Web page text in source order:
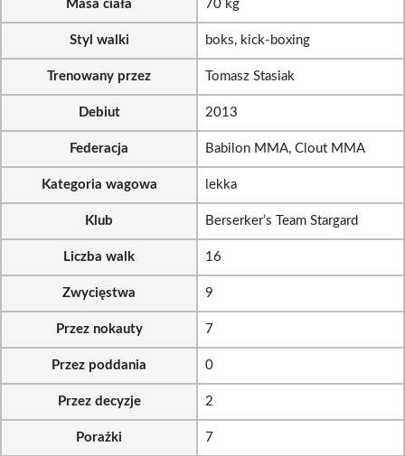
Masa ciała 70 kg
Styl walki boks, kick-boxing
Trenowany przez Tomasz Stasiak
Debiut 2013
Federacja Babilon MMA, Clout MMA
Kategoria wagowa lekka
Klub Berserker’s Team Stargard
Liczba walk 16
Zwycięstwa 9
Przez nokauty 7
Przez poddania 0
Przez decyzje 2
Porażki 7